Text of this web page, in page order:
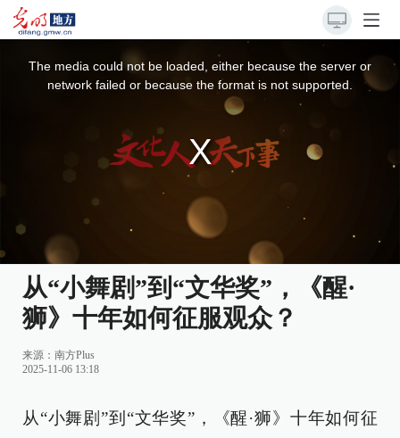
The media could not be loaded, either because the server or
network failed or because the format is not supported.
从“小舞剧”到“文华奖”，《醒·
狮》十年如何征服观众？
来源：南方Plus
2025-11-06 13:18
从“小舞剧”到“文华奖”，《醒·狮》十年如何征